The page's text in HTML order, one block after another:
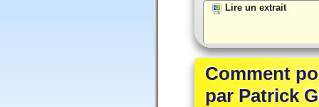
Lire un extrait
Comment
par Patrick